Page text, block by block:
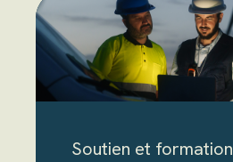
Soutien et formation